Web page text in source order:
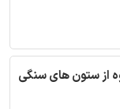
از ستون های سنگی